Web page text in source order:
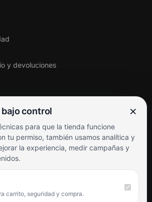
y devoluciones
control ×
para que la tienda funcione
tu permiso, también usamos analítica y
la experiencia, medir campañas y
carrito, seguridad y compra.